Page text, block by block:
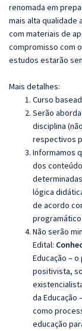
renomada em
mais alta qualidade
com materiais de
compromisso com
estudos estarão
Mais detalhes:
Curso
Serão
disciplina
respectivos
Informamos
dos
lógica
de acordo
Não serão
Edital:
Educação –
positivista,
da Educação
como
educação